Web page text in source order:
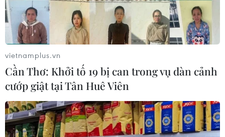
vietnamplus.vn
Cần Thơ: Khởi tố 19 bị can trong vụ dàn cảnh
cướp giật tại Tân Huê Viên